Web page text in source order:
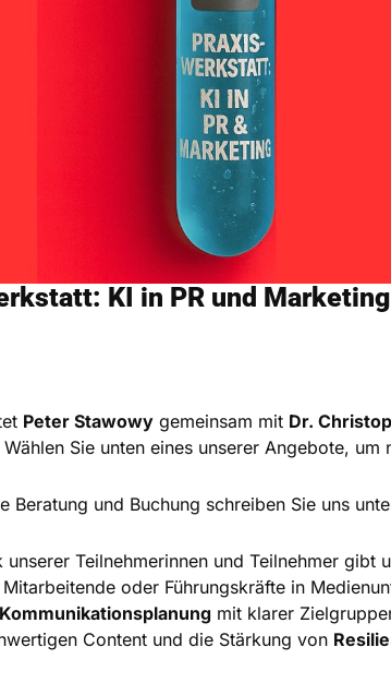
KI in PR und
Peter Stawowy gemeinsam mit Dr.
Wählen Sie unten eines unserer Angebote,
Beratung und Buchung schreiben Sie uns
unserer Teilnehmerinnen und Teilnehmer gibt
oder Führungskräfte in
mit klarer
Content und die Stärkung von